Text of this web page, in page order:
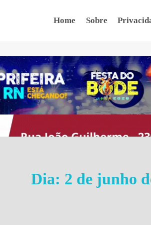
Home Sobre
Dia: 2 de junho